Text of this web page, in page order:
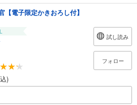
【電子限定かきおろし付】
)
試し読み
フォロー